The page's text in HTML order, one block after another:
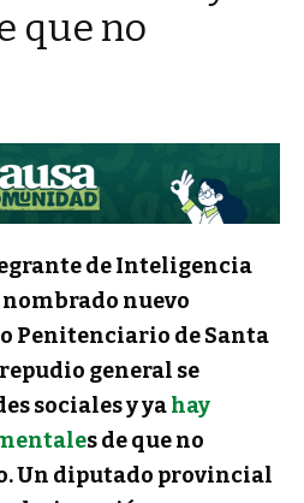
que no
de Inteligencia
nuevo
Penitenciario de Santa
repudio general se
sociales y yahay
s de que no
Un diputado provincial